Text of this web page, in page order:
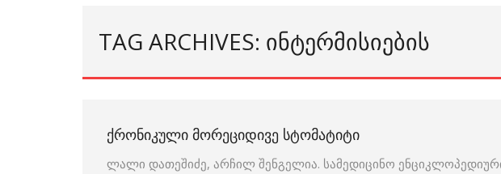
TAG ARCHIVES: ᲘᲜᲢᲔᲠᲛᲘᲡᲘᲔᲑᲘᲡ
ᲥᲠᲝᲜᲘᲙᲣᲚᲘ ᲛᲝᲠᲔᲪᲘᲓᲘᲕᲔ ᲡᲢᲝᲛᲐᲢᲘᲢᲘ
ლალი დათეშიძე, არჩილ შენგელია. სამედიცინო